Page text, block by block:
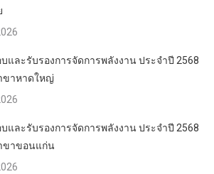
และรับรองการจัดการพลังงาน ประจำปี 2568
ขาหาดใหญ่
และรับรองการจัดการพลังงาน ประจำปี 2568
ขาขอนแก่น